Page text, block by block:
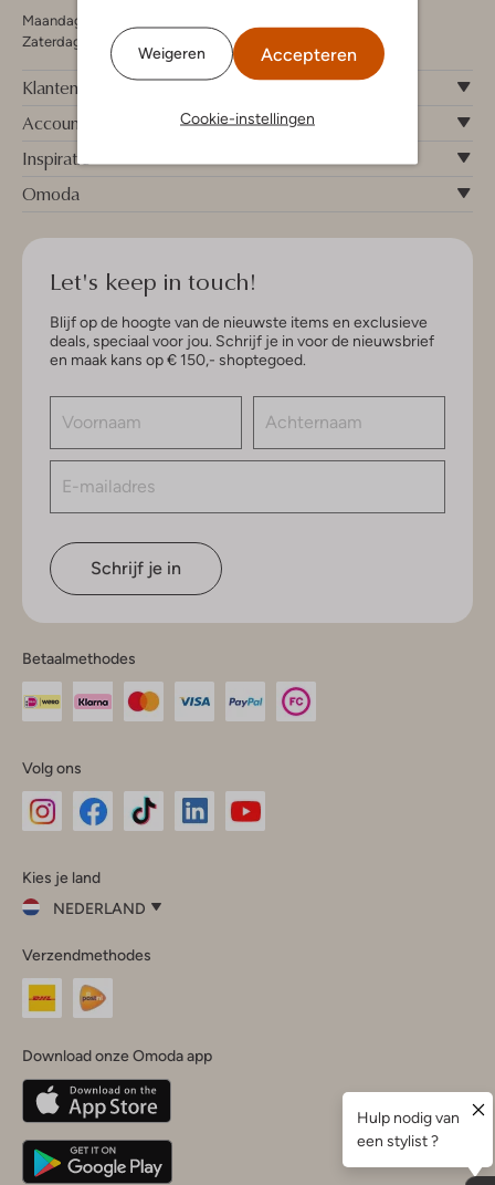
Weigeren Accepteren
Cookie-instellingen
Maandag - Vrijdag 09:00 - 19:00 uur
Zaterdag 09:00 - 17:00 uur
Klantenservice
Account
Inspiratie
Omoda
Let's keep in touch!
Blijf op de hoogte van de nieuwste items en exclusieve
deals, speciaal voor jou. Schrijf je in voor de nieuwsbrief
en maak kans op € 150,- shoptegoed.
Schrijf je in
Betaalmethodes
Volg ons
InstagramFacebook
Kies je land
NEDERLAND
je
land
Nederland
Belgique(Français)
Deutschland
Verzendmethodes
Download onze Omoda app